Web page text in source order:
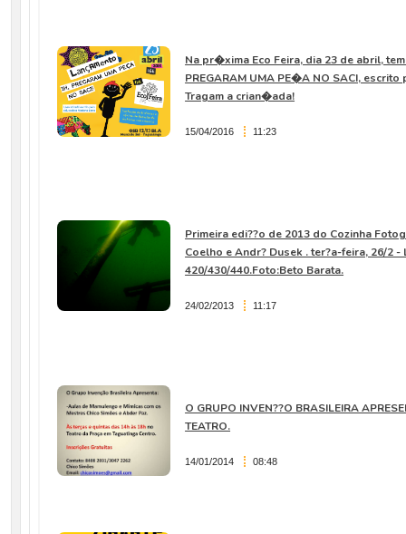
Na pr�xima Eco Feira, dia 23 de abril,
PREGARAM UMA PE�A NO SACI,
Tragam a crian�ada!
15/04/2016 11:23
Primeira edi??o de 2013 do Cozinha
Coelho e Andr? Dusek . ter?a-feira, 26/2
420/430/440.Foto:Beto Barata.
24/02/2013 11:17
O GRUPO INVEN??O BRASILEIRA
TEATRO.
14/01/2014 08:48